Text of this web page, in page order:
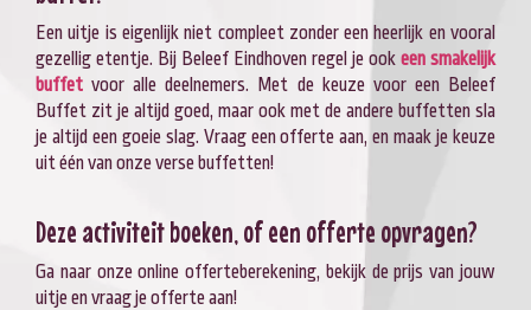
Een uitje is eigenlijk niet compleet zonder een heerlijk en vooral
gezellig etentje. Bij Beleef Eindhoven regel je ook een smakelijk
buffetvoor alle deelnemers. Met de keuze voor een Beleef
Buffet zit je altijd goed, maar ook met de andere buffetten sla
je altijd een goeie slag. Vraag een offerte aan, en maak je keuze
uit één van onze verse buffetten!
Deze activiteit boeken, of een offerte opvragen?
Ga naar onze online offerteberekening, bekijk de prijs van jouw
uitje en vraag je offerte aan!